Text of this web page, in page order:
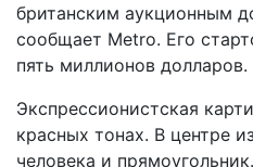
британским аукционным
сообщает Metro. Его
пять миллионов долларов.
Экспрессионистская
красных тонах. В центре
человека и